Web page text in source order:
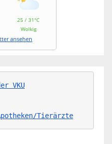
25 / 31°C
Wolkig
ansehen
VKU
Tierärzte